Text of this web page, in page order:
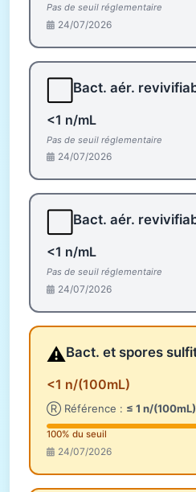
Pas de seuil réglementaire
24/07/2026
Bact. aér.
<1 n/mL
Pas de seuil réglementaire
24/07/2026
Bact. aér.
<1 n/mL
Pas de seuil réglementaire
24/07/2026
⚠️Bact. et spores
<1 n/(100mL)
Ⓡ Référence : ≤ 1 n/(100mL)
100% du seuil
24/07/2026